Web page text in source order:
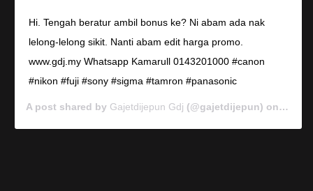
Hi. Tengah beratur ambil bonus ke? Ni abam ada nak
lelong-lelong sikit. Nanti abam edit harga promo.
www.gdj.my Whatsapp Kamarull 0143201000 #canon
#nikon #fuji #sony #sigma #tamron #panasonic
A post shared by Gajetdijepun Gdj (@gajetdijepun) on Jan 7,